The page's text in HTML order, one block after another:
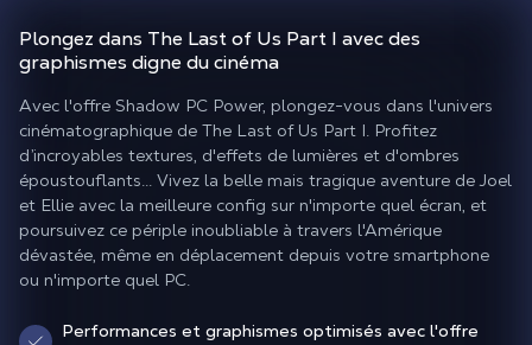
Plongez dans The Last of Us Part I avec des
graphismes digne du cinéma
Avec l'offre Shadow PC Power, plongez-vous dans l'univers
cinématographique de The Last of Us Part I. Profitez
d’incroyables textures, d'effets de lumières et d'ombres
époustouflants... Vivez la belle mais tragique aventure de Joel
et Ellie avec la meilleure config sur n'importe quel écran, et
poursuivez ce périple inoubliable à travers l'Amérique
dévastée, même en déplacement depuis votre smartphone
ou n'importe quel PC.
Performances et graphismes optimisés avec l'offre